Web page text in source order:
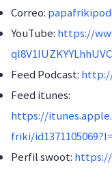
Correo:
YouTube: https://
Feed Podcast:
Feed itunes:
https://
friki/
Perfil swoot: